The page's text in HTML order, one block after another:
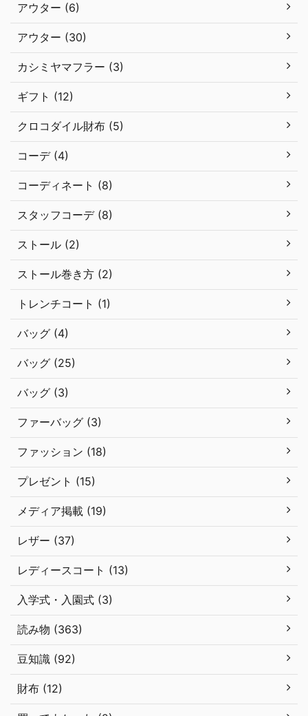
アウター (6)
アウター (30)
カシミヤマフラー (3)
ギフト (12)
クロコダイル財布 (5)
コーデ (4)
コーディネート (8)
スタッフコーデ (8)
ストール (2)
ストール巻き方 (2)
トレンチコート (1)
バッグ (4)
バッグ (25)
バッグ (3)
ファーバッグ (3)
ファッション (18)
プレゼント (15)
メディア掲載 (19)
レザー (37)
レディースコート (13)
入学式・入園式 (3)
読み物 (363)
豆知識 (92)
財布 (12)